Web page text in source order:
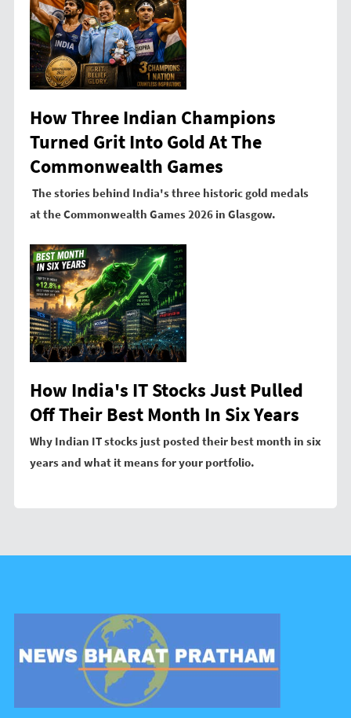
How Three Indian Champions
Turned Grit Into Gold At The
Commonwealth Games
The stories behind India's three historic gold medals
at the Commonwealth Games 2026 in Glasgow.
How India's IT Stocks Just Pulled
Off Their Best Month In Six Years
Why Indian IT stocks just posted their best month in six
years and what it means for your portfolio.